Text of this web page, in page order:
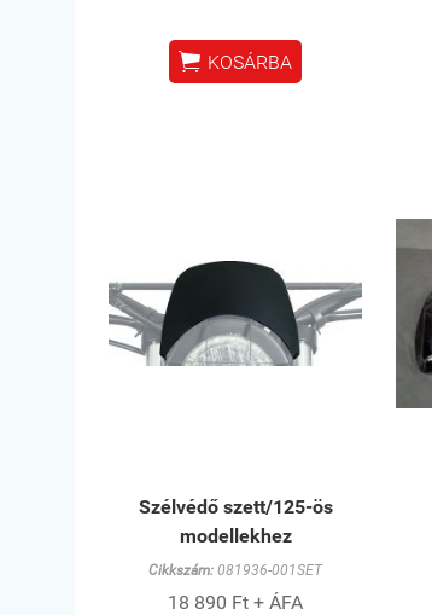
 KOSÁRBA
Szélvédő szett/125-ös
modellekhez
Cikkszám: 081936-001SET
18 890 Ft + ÁFA